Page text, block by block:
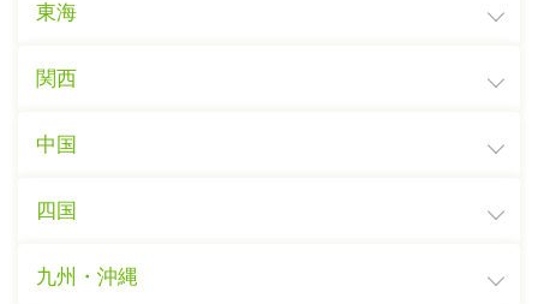
東海
関西
中国
四国
九州・沖縄